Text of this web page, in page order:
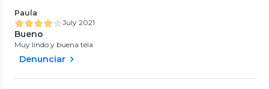
Paula
July 2021
Bueno
Muy lindo y buena tela
Denunciar